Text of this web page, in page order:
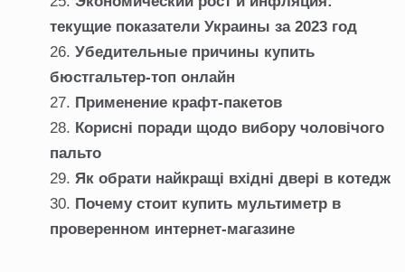
текущие показатели Украины за 2023 год
Убедительные причины купить
бюстгальтер-топ онлайн
Применение крафт-пакетов
Корисні поради щодо вибору чоловічого
пальто
Як обрати найкращі вхідні двері в котедж
Почему стоит купить мультиметр в
проверенном интернет-магазине